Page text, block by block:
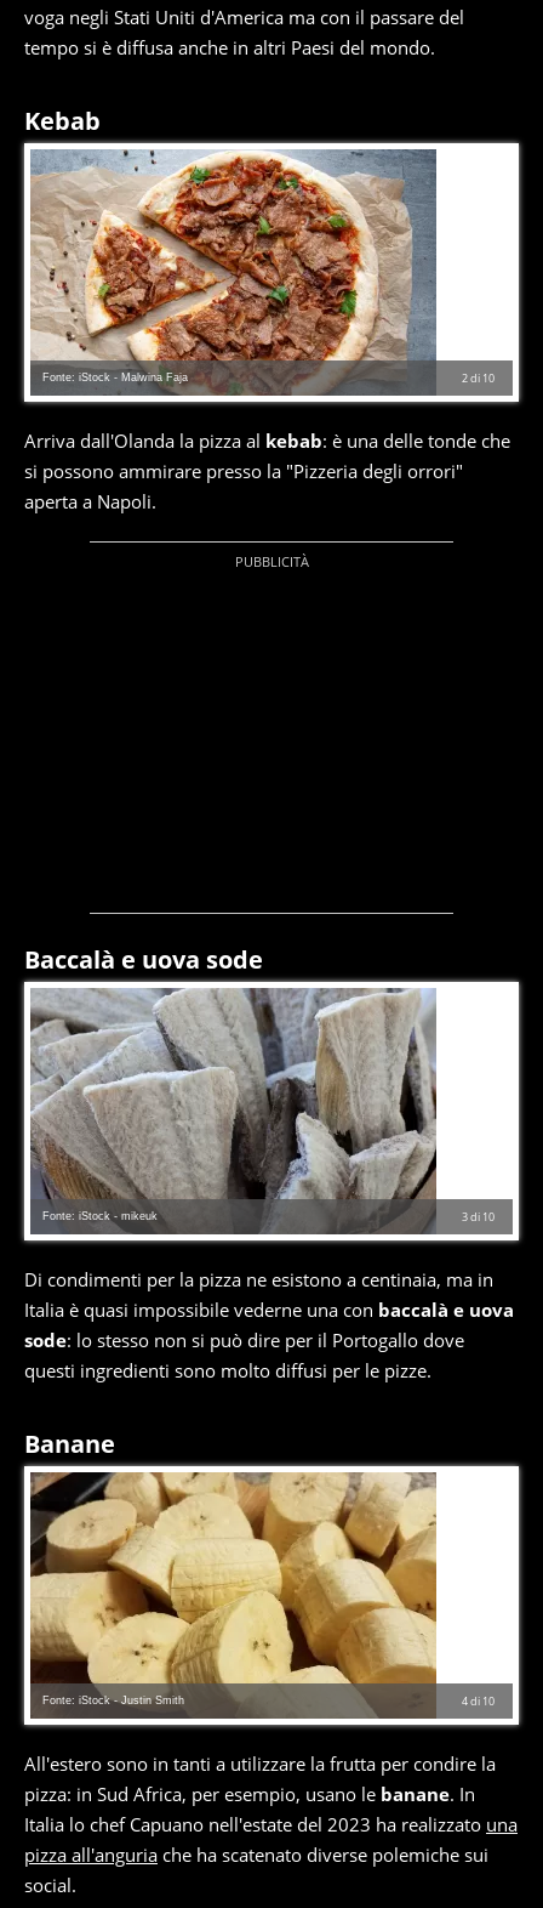
voga negli Stati Uniti d'America ma con il passare del
tempo si è diffusa anche in altri Paesi del mondo.
Kebab
2di 10
Fonte: iStock - Malwina Faja
Arriva dall'Olanda la pizza al kebab: è una delle tonde che
si possono ammirare presso la "Pizzeria degli orrori"
aperta a Napoli.
Baccalà e uova sode
3di 10
Fonte: iStock - mikeuk
Di condimenti per la pizza ne esistono a centinaia, ma in
Italia è quasi impossibile vederne una con baccalà e uova
sode: lo stesso non si può dire per il Portogallo dove
questi ingredienti sono molto diffusi per le pizze.
Banane
4di 10
Fonte: iStock - Justin Smith
All'estero sono in tanti a utilizzare la frutta per condire la
pizza: in Sud Africa, per esempio, usano le banane. In
Italia lo chef Capuano nell'estate del 2023 ha realizzato una
pizza all'anguria che ha scatenato diverse polemiche sui
social.